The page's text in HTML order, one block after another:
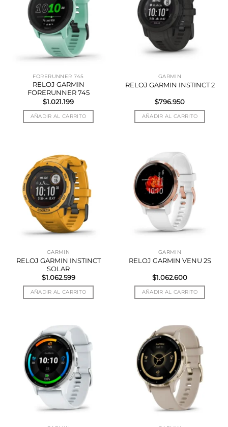
FORERUNNER 745
RELOJ GARMIN
FORERUNNER 745
$1.021.199
AÑADIR AL CARRITO
GARMIN
RELOJ GARMIN INSTINCT 2
$796.950
AÑADIR AL CARRITO
GARMIN
RELOJ GARMIN INSTINCT
SOLAR
$1.062.599
AÑADIR AL CARRITO
GARMIN
RELOJ GARMIN VENU 2S
$1.062.600
AÑADIR AL CARRITO